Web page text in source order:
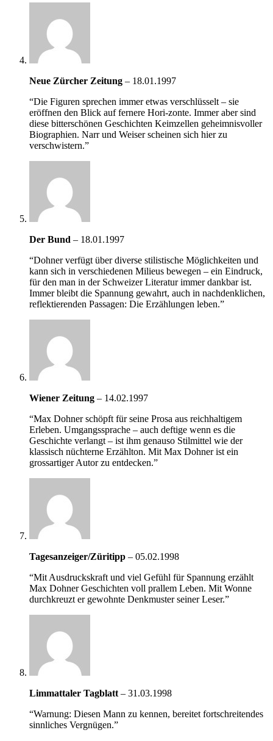
Neue Zürcher Zeitung – 18.01.1997
“Die Figuren sprechen immer etwas verschlüsselt – sie
eröffnen den Blick auf fernere Hori-zonte. Immer aber sind
diese bitterschönen Geschichten Keimzellen geheimnisvoller
Biographien. Narr und Weiser scheinen sich hier zu
verschwistern.”
Der Bund – 18.01.1997
“Dohner verfügt über diverse stilistische Möglichkeiten und
kann sich in verschiedenen Milieus bewegen – ein Eindruck,
für den man in der Schweizer Literatur immer dankbar ist.
Immer bleibt die Spannung gewahrt, auch in nachdenklichen,
reflektierenden Passagen: Die Erzählungen leben.”
Wiener Zeitung – 14.02.1997
“Max Dohner schöpft für seine Prosa aus reichhaltigem
Erleben. Umgangssprache – auch deftige wenn es die
Geschichte verlangt – ist ihm genauso Stilmittel wie der
klassisch nüchterne Erzählton. Mit Max Dohner ist ein
grossartiger Autor zu entdecken.”
Tagesanzeiger/Züritipp – 05.02.1998
“Mit Ausdruckskraft und viel Gefühl für Spannung erzählt
Max Dohner Geschichten voll prallem Leben. Mit Wonne
durchkreuzt er gewohnte Denkmuster seiner Leser.”
Limmattaler Tagblatt – 31.03.1998
“Warnung: Diesen Mann zu kennen, bereitet fortschreitendes
sinnliches Vergnügen.”